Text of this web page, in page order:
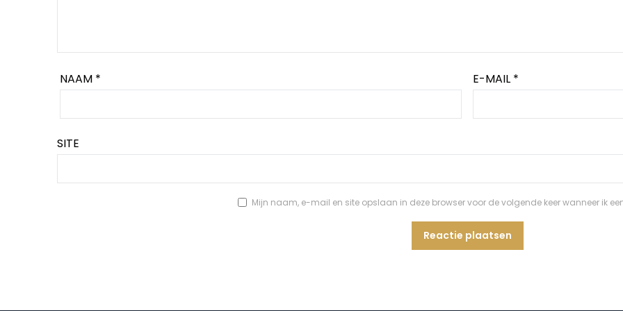
NAAM * E-MAIL *
SITE
Mijn naam, e-mail en site opslaan in deze browser voor de volgende keer wanneer ik